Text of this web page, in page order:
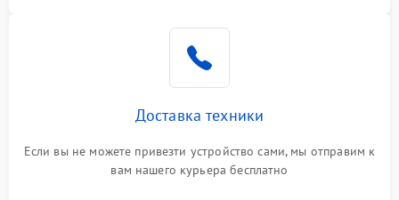
Доставка техники
Если вы не можете привезти устройство сами, мы отправим к
вам нашего курьера бесплатно